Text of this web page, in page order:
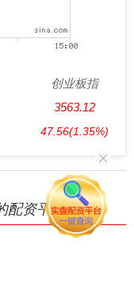
创业板指
3563.12
47.56(1.35%)
配资平台